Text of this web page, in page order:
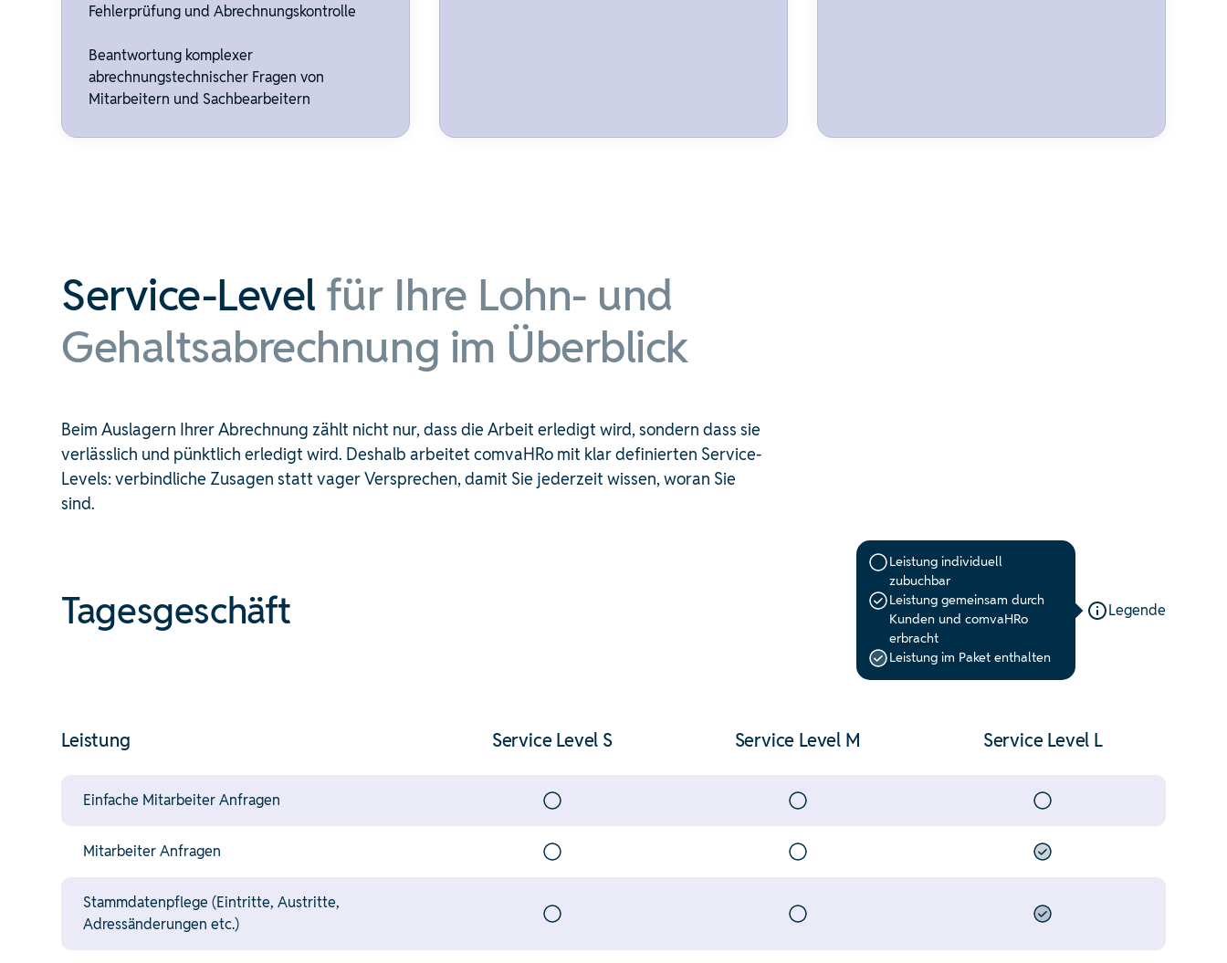
Fehlerprüfung und Abrechnungskontrolle
Beantwortung komplexer
abrechnungstechnischer Fragen von
Mitarbeitern und Sachbearbeitern
Service-Level für Ihre Lohn- und
Gehaltsabrechnung im Überblick
Beim Auslagern Ihrer Abrechnung zählt nicht nur, dass die Arbeit erledigt wird, sondern dass sie
verlässlich und pünktlich erledigt wird. Deshalb arbeitet comvaHRo mit klar definierten Service-
Levels: verbindliche Zusagen statt vager Versprechen, damit Sie jederzeit wissen, woran Sie
sind.
Tagesgeschäft
Leistung individuell
zubuchbar
Leistung gemeinsam durch
Kunden und comvaHRo
erbracht
Leistung im Paket enthalten
Legende
Leistung Service Level S Service Level M Service Level L
Einfache Mitarbeiter Anfragen
Mitarbeiter Anfragen
Stammdatenpflege (Eintritte, Austritte,
Adressänderungen etc.)